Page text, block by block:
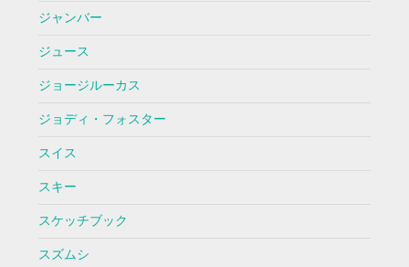
ジャンバー
ジュース
ジョージルーカス
ジョディ・フォスター
スイス
スキー
スケッチブック
スズムシ